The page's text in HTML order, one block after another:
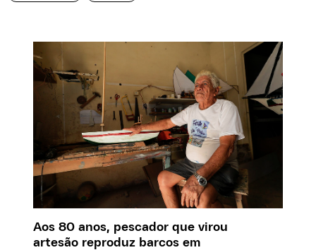
Aos 80 anos, pescador que virou
artesão reproduz barcos em